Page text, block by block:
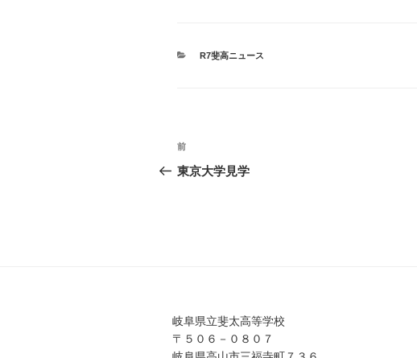
カ
R7斐高ニュース
投
稿
シ
ョ
前
の
前
東京大学見学
岐阜県立斐太高等学校
〒５０６－０８０７